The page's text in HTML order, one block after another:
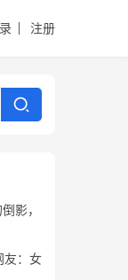
注册
影，
友：女